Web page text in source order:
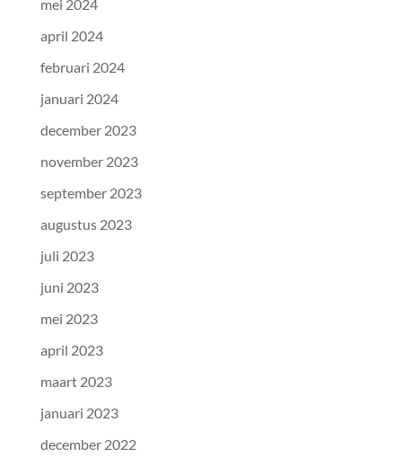
mei 2024
april 2024
februari 2024
januari 2024
december 2023
november 2023
september 2023
augustus 2023
juli 2023
juni 2023
mei 2023
april 2023
maart 2023
januari 2023
december 2022